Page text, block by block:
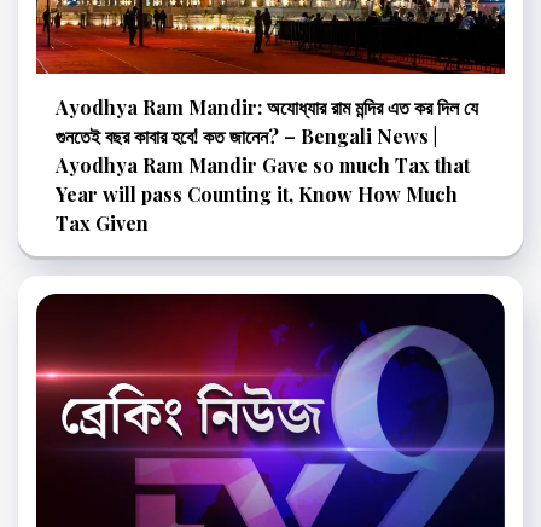
Ayodhya Ram Mandir: অযোধ্যার রাম মন্দির এত কর দিল যে
গুনতেই বছর কাবার হবে! কত জানেন? – Bengali News |
Ayodhya Ram Mandir Gave so much Tax that
Year will pass Counting it, Know How Much
Tax Given